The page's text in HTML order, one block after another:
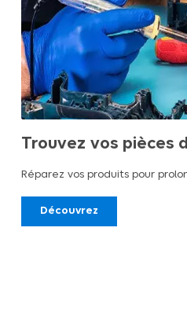
Trouvez vos pièces
Réparez vos produits pour
Découvrez